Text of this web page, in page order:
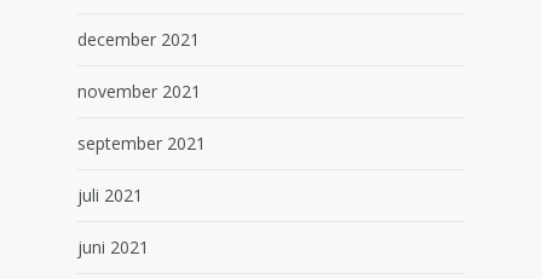
december 2021
november 2021
september 2021
juli 2021
juni 2021